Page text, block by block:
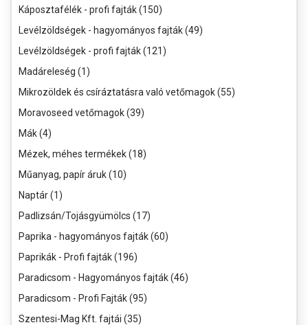
Káposztafélék - profi fajták (150)
Levélzöldségek - hagyományos fajták (49)
Levélzöldségek - profi fajták (121)
Madáreleség (1)
Mikrozöldek és csíráztatásra való vetőmagok (55)
Moravoseed vetőmagok (39)
Mák (4)
Mézek, méhes termékek (18)
Műanyag, papír áruk (10)
Naptár (1)
Padlizsán/Tojásgyümölcs (17)
Paprika - hagyományos fajták (60)
Paprikák - Profi fajták (196)
Paradicsom - Hagyományos fajták (46)
Paradicsom - Profi Fajták (95)
Szentesi-Mag Kft. fajtái (35)